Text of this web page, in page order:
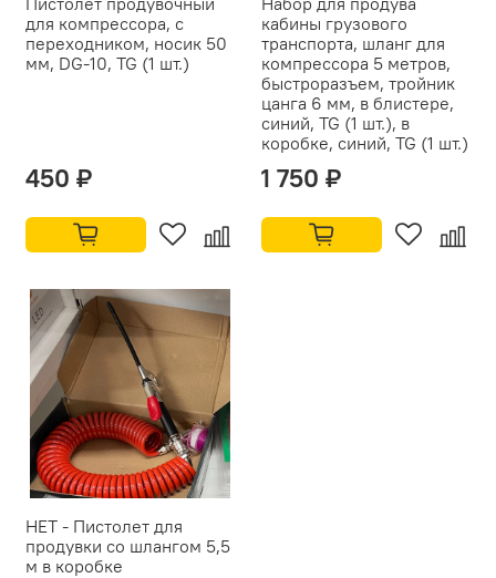
для компрессора, с
переходником, носик 50
мм, DG-10, TG (1 шт.)
450 ₽
кабины грузового
транспорта, шланг для
компрессора 5 метров,
быстроразъем, тройник
цанга 6 мм, в блистере,
синий, TG (1 шт.), в
коробке, синий, TG (1 шт.)
1 750 ₽
НЕТ - Пистолет для
продувки со шлангом 5,5
м в коробке